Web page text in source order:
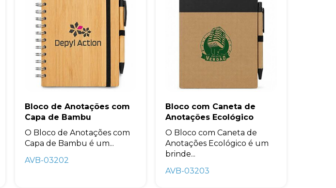
Bloco de Anotações com
Capa de Bambu
O Bloco de Anotações com
Capa de Bambu é um...
AVB-03202
Bloco com Caneta de
Anotações Ecológico
O Bloco com Caneta de
Anotações Ecológico é um
brinde...
AVB-03203